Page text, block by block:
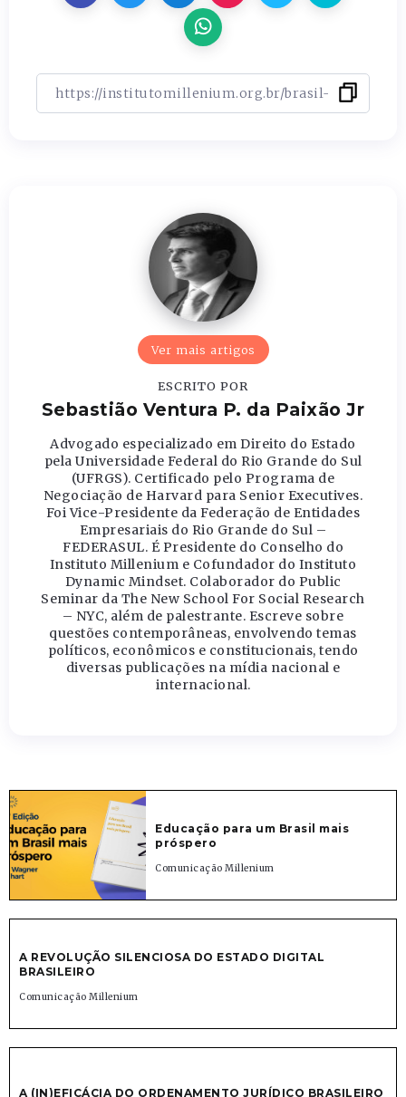
Ver mais artigos
ESCRITO POR
Sebastião Ventura P. da Paixão Jr
Advogado especializado em Direito do Estado
pela Universidade Federal do Rio Grande do Sul
(UFRGS). Certificado pelo Programa de
Negociação de Harvard para Senior Executives.
Foi Vice-Presidente da Federação de Entidades
Empresariais do Rio Grande do Sul –
FEDERASUL. É Presidente do Conselho do
Instituto Millenium e Cofundador do Instituto
Dynamic Mindset. Colaborador do Public
Seminar da The New School For Social Research
– NYC, além de palestrante. Escreve sobre
questões contemporâneas, envolvendo temas
políticos, econômicos e constitucionais, tendo
diversas publicações na mídia nacional e
internacional.
Educação para um Brasil mais
próspero
Comunicação Millenium
A REVOLUÇÃO SILENCIOSA DO ESTADO DIGITAL
BRASILEIRO
Comunicação Millenium
A (IN)EFICÁCIA DO ORDENAMENTO JURÍDICO BRASILEIRO